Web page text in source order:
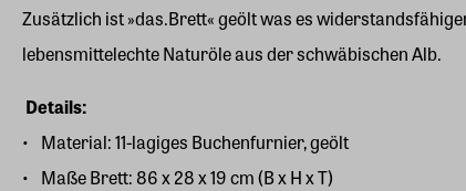
Zusätzlich ist »das.Brett« geölt was es
lebensmittelechte Naturöle aus der schwäbischen Alb.
Details:
Material: 11-lagiges Buchenfurnier, geölt
Maße Brett: 86 x 28 x 19 cm (B x H x T)